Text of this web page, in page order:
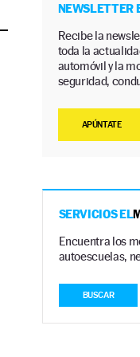
NEWSLETTER
Recibe la
toda la
automóvil y la
seguridad,
APÚNTATE
SERVICIOS EL
Encuentra los
autoescuelas,
BUSCAR